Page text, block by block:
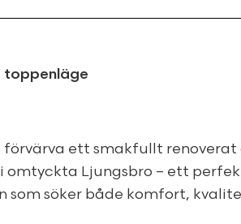
toppenläge
förvärva ett smakfullt renoverat
omtyckta Ljungsbro – ett
som söker både komfort,